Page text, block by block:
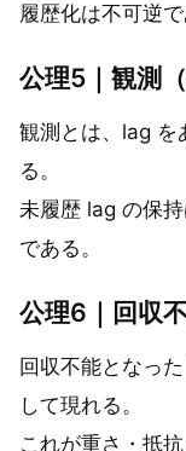
履歴化は不可逆
公理5｜観測
観測とは、lag を
る。
未履歴 lag の保
である。
公理6｜回収
回収不能となった
して現れる。
これが重さ・抵